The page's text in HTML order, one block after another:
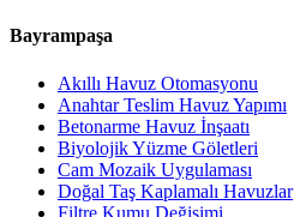
Bayrampaşa
Akıllı Havuz Otomasyonu
Anahtar Teslim Havuz Yapımı
Betonarme Havuz İnşaatı
Biyolojik Yüzme Göletleri
Cam Mozaik Uygulaması
Doğal Taş Kaplamalı Havuzlar
Filtre Kumu Değişimi